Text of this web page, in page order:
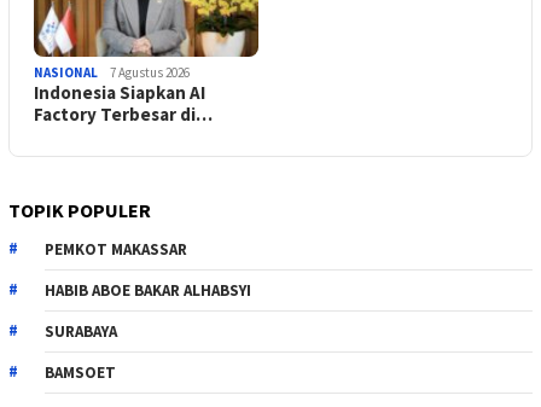
NASIONAL 7 Agustus 2026
Indonesia Siapkan AI
Factory Terbesar di…
TOPIK POPULER
PEMKOT MAKASSAR
HABIB ABOE BAKAR ALHABSYI
SURABAYA
BAMSOET